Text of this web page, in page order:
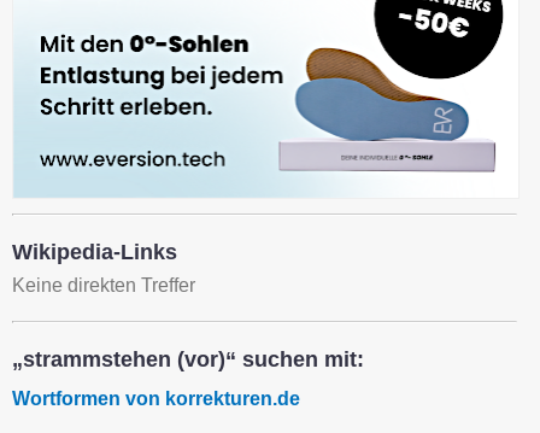
Wikipedia-Links
Keine direkten Treffer
„strammstehen (vor)“ suchen mit:
Wortformen von korrekturen.de